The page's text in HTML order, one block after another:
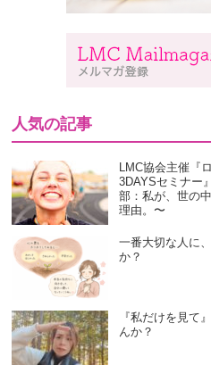
人気の記事
LMC協会主催『
3DAYSセミナー
部：私が、世の
理由。〜
一番大切な人に
か？
『私だけを見て
んか？